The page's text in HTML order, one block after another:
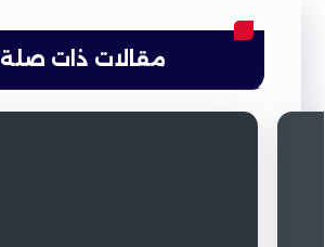
مقالات ذات صلة